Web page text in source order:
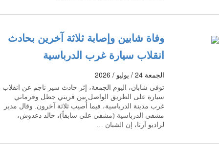
وفاة شابين وإصابة ثلاثة آخرين بحادث
انقلاب سيارة غرب الدرباسية
الجمعة 24 / يوليو / 2026
توفي شابان، اليوم الجمعة، إثر حادث سير ناجم عن انقلاب
سيارة على الطريق الواصل بين قريتي جطل وقرماني
غرب مدينة الدرباسية، فيما أُصيب ثلاثة آخرون. وقال مدير
مشفى الدرباسية (مشفى علي سابقاً)، خالد دعدوش،
لراديو آرتا، إن الشبان …